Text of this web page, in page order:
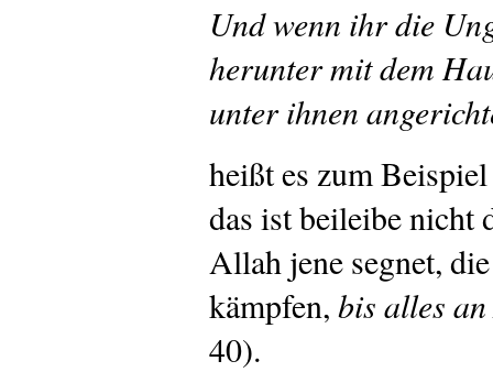
Und wenn ihr die
herunter mit dem
unter ihnen
heißt es zum
das ist beileibe nicht
Allah jene segnet,
kämpfen, bis alles
40).